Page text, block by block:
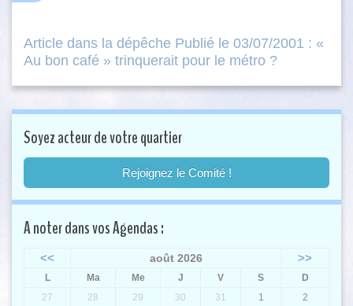
Article dans la dépêche Publié le 03/07/2001 : «
Au bon café » trinquerait pour le métro ?
Soyez acteur de votre quartier
Rejoignez le Comité !
A noter dans vos Agendas :
<< août 2026 >>
L Ma Me J V S
D
27
28 29 30 31 1
2